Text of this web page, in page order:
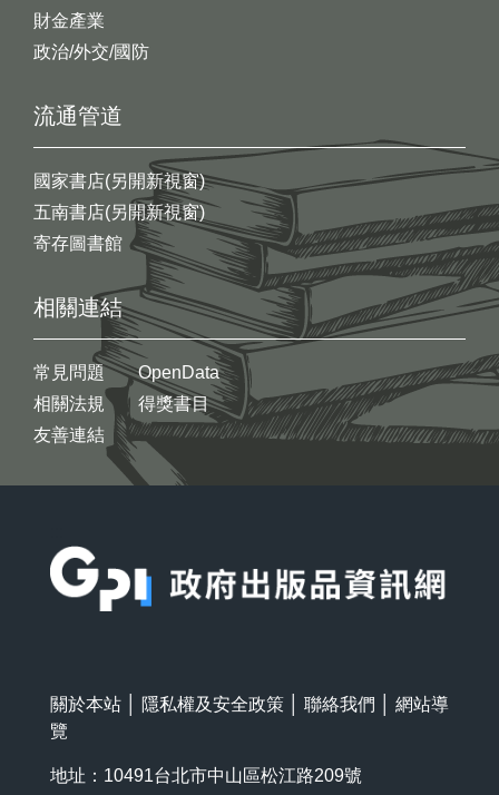
財金產業
政治/外交/國防
流通管道
國家書店(另開新視窗)
五南書店(另開新視窗)
寄存圖書館
相關連結
常見問題
相關法規
友善連結
OpenData
得獎書目
關於本站 隱私權及安全政策 聯絡我們
網站導
覽
地址：10491台北市中山區松江路209號